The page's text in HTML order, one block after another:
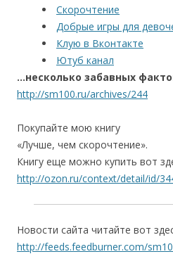
Скорочтение
Добрые игры для
Клую в Вконтакте
Ютуб канал
…несколько забавных
http://sm100.ru/archives/244
Покупайте мою книгу
«Лучше, чем скорочтение».
Книгу еще можно купить вот
http://ozon.ru/context/detail/id/
Новости сайта читайте вот
http://feeds.feedburner.com/